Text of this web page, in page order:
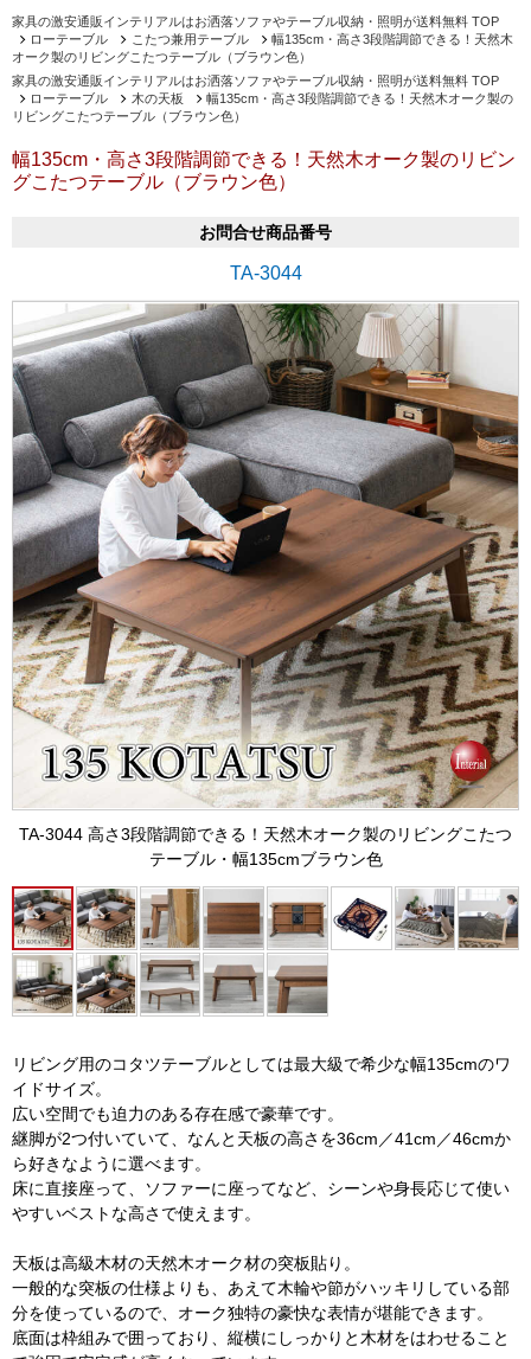
家具の激安通販インテリアルはお洒落ソファやテーブル収納・照明が送料無料 TOP
ローテーブル
こたつ兼用テーブル
幅135cm・高さ3段階調節できる！天然木
オーク製のリビングこたつテーブル（ブラウン色）
家具の激安通販インテリアルはお洒落ソファやテーブル収納・照明が送料無料 TOP
ローテーブル
木の天板
幅135cm・高さ3段階調節できる！天然木オーク製の
リビングこたつテーブル（ブラウン色）
幅135cm・高さ3段階調節できる！天然木オーク製のリビン
グこたつテーブル（ブラウン色）
お問合せ商品番号
TA-3044
TA-3044 高さ3段階調節できる！天然木オーク製のリビングこたつ
テーブル・幅135cmブラウン色
リビング用のコタツテーブルとしては最大級で希少な幅135cmのワ
イドサイズ。
広い空間でも迫力のある存在感で豪華です。
継脚が2つ付いていて、なんと天板の高さを36cm／41cm／46cmか
ら好きなように選べます。
床に直接座って、ソファーに座ってなど、シーンや身長応じて使い
やすいベストな高さで使えます。
天板は高級木材の天然木オーク材の突板貼り。
一般的な突板の仕様よりも、あえて木輪や節がハッキリしている部
分を使っているので、オーク独特の豪快な表情が堪能できます。
底面は枠組みで囲っており、縦横にしっかりと木材をはわせること